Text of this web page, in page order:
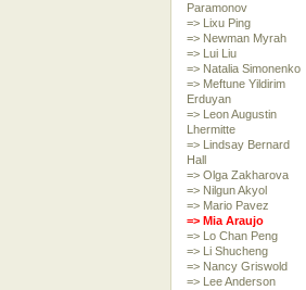
Paramonov
=> Lixu Ping
=> Newman Myrah
=> Lui Liu
=> Natalia Simonenko
=> Meftune Yildirim
Erduyan
=> Leon Augustin
Lhermitte
=> Lindsay Bernard
Hall
=> Olga Zakharova
=> Nilgun Akyol
=> Mario Pavez
=> Mia Araujo
=> Lo Chan Peng
=> Li Shucheng
=> Nancy Griswold
=> Lee Anderson